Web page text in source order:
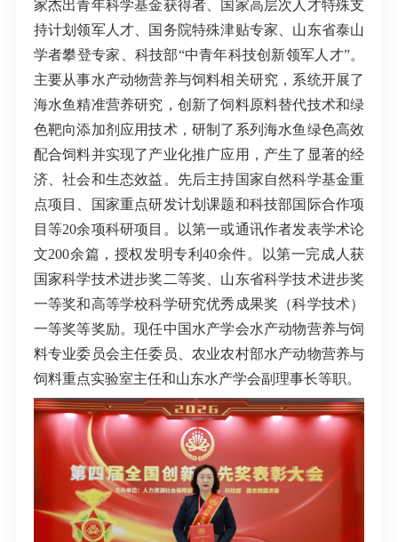
家杰出青年科学基金获得者、国家高层次人才特殊支
持计划领军人才、国务院特殊津贴专家、山东省泰山
学者攀登专家、科技部“中青年科技创新领军人才”。
主要从事水产动物营养与饲料相关研究，系统开展了
海水鱼精准营养研究，创新了饲料原料替代技术和绿
色靶向添加剂应用技术，研制了系列海水鱼绿色高效
配合饲料并实现了产业化推广应用，产生了显著的经
济、社会和生态效益。先后主持国家自然科学基金重
点项目、国家重点研发计划课题和科技部国际合作项
目等20余项科研项目。以第一或通讯作者发表学术论
文200余篇，授权发明专利40余件。以第一完成人获
国家科学技术进步奖二等奖、山东省科学技术进步奖
一等奖和高等学校科学研究优秀成果奖（科学技术）
一等奖等奖励。现任中国水产学会水产动物营养与饲
料专业委员会主任委员、农业农村部水产动物营养与
饲料重点实验室主任和山东水产学会副理事长等职。